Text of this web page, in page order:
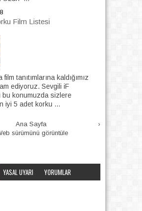
Film Listesi
tanıtımlarına kaldığımız
ediyoruz. Sevgili iF
bu konumuzda sizlere
iyi 5 adet korku ...
›
Ana Sayfa
sürümünü görüntüle
YASAL UYARI
YORUMLAR